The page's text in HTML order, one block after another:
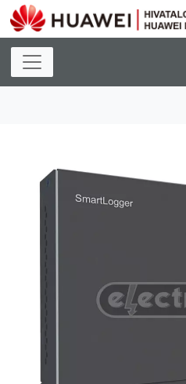
Toggle navigation